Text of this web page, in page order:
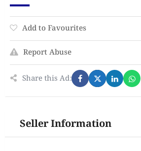
Add to Favourites
Report Abuse
Share this Ad:
Seller Information